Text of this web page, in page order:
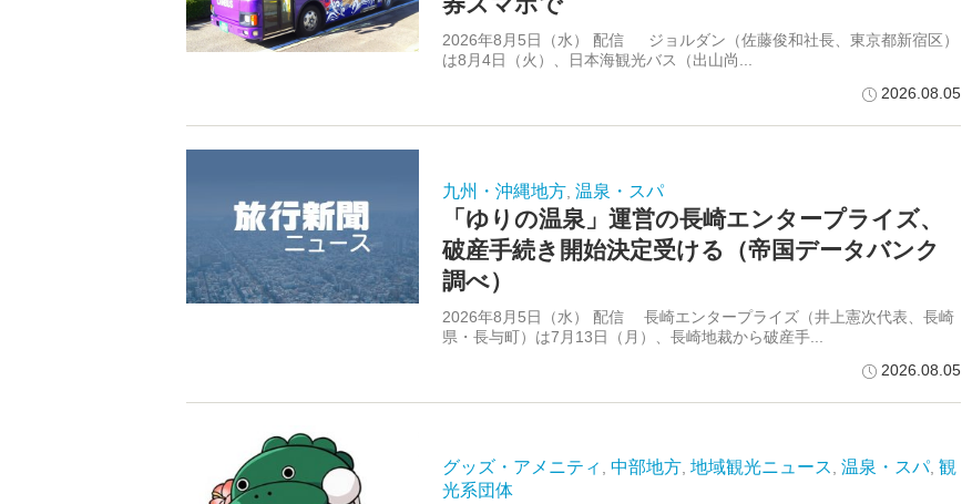
2026年8月5日（水） 配信 ジョルダン（佐藤俊和社長、東京都新宿区）
は8月4日（火）、日本海観光バス（出山尚...
2026.08.05
九州・沖縄地方, 温泉・スパ
「ゆりの温泉」運営の長崎エンタープライズ、
破産手続き開始決定受ける（帝国データバンク
調べ）
2026年8月5日（水） 配信 長崎エンタープライズ（井上憲次代表、長崎
県・長与町）は7月13日（月）、長崎地裁から破産手...
2026.08.05
グッズ・アメニティ , 中部地方, 地域観光ニュース, 温泉・スパ, 観
光系団体